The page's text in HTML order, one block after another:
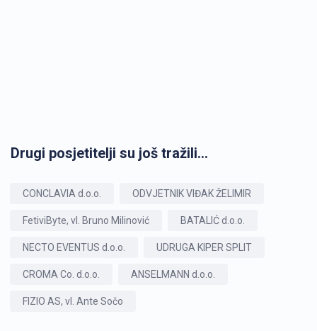
Drugi posjetitelji su još tražili...
CONCLAVIA d.o.o. ODVJETNIK VIĐAK ŽELIMIR
FetiviByte, vl. Bruno Milinović BATALIĆ d.o.o.
NECTO EVENTUS d.o.o. UDRUGA KIPER SPLIT
CROMA Co. d.o.o. ANSELMANN d.o.o.
FIZIO AS, vl. Ante Sočo